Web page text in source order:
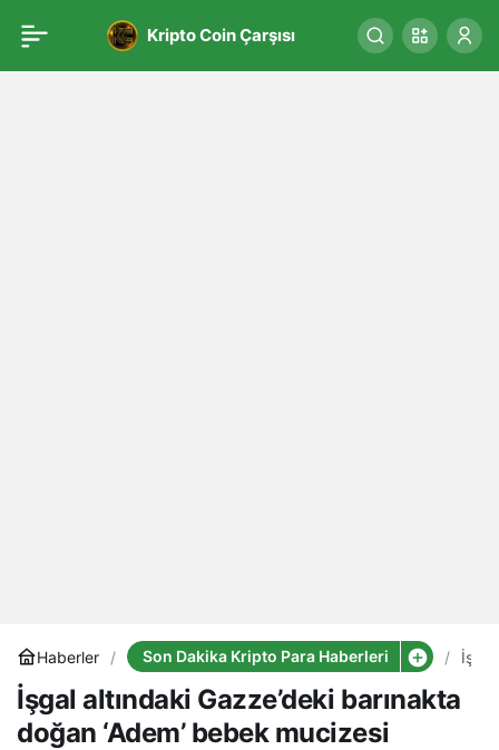
Kripto Coin Çarşısı
Haberler Son Dakika Kripto Para Haberleri
İşgal
İşgal altındaki Gazze’deki barınakta
doğan ‘Adem’ bebek mucizesi